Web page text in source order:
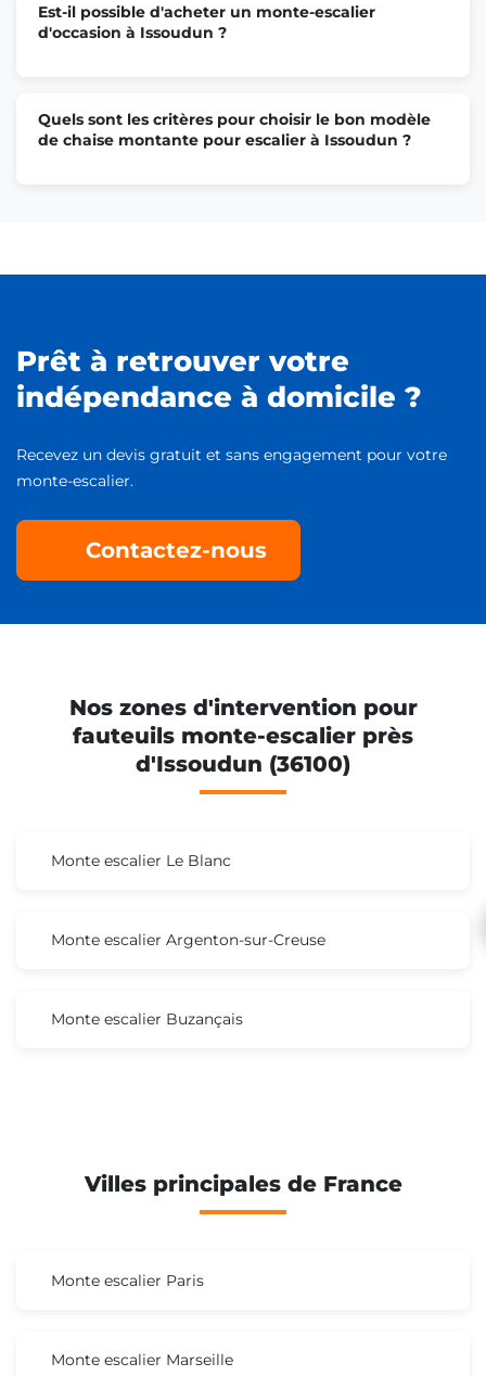
Est-il possible d'acheter un monte-escalier
d'occasion à Issoudun ?
Quels sont les critères pour choisir le bon modèle
de chaise montante pour escalier à Issoudun ?
Prêt à retrouver votre
indépendance à domicile ?
Recevez un devis gratuit et sans engagement pour votre
monte-escalier.
Contactez-nous
Nos zones d'intervention pour
fauteuils monte-escalier près
d'Issoudun (36100)
Monte escalier Le Blanc
Monte escalier Argenton-sur-Creuse
Monte escalier Buzançais
Villes principales de France
Monte escalier Paris
Monte escalier Marseille